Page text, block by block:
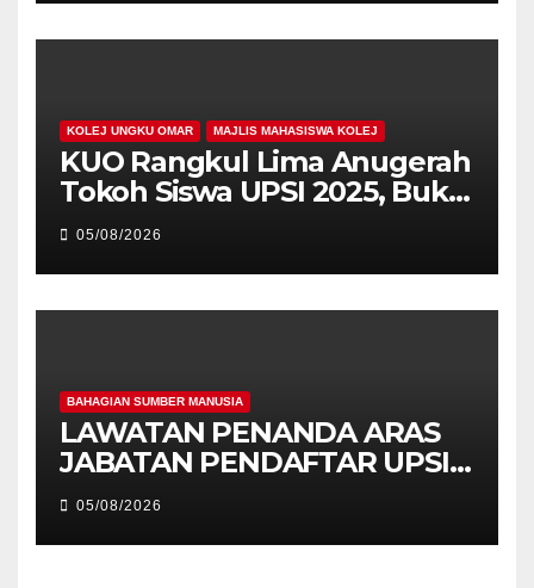
KOLEJ UNGKU OMAR MAJLIS MAHASISWA KOLEJ
KUO Rangkul Lima Anugerah
Tokoh Siswa UPSI 2025, Bukti
Kecemerlangan Mahasiswa
Holistik
05/08/2026
BAHAGIAN SUMBER MANUSIA
LAWATAN PENANDA ARAS
JABATAN PENDAFTAR UPSI
KE JABATAN PENDAFTAR
UniSZA – PERKUKUH
KERJASAMA STRATEGIK
05/08/2026